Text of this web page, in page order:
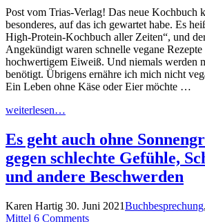
Post vom Trias-Verlag! Das neue Kochbuch
besonderes, auf das ich gewartet habe. Es
High-Protein-Kochbuch aller Zeiten“, und
Angekündigt waren schnelle vegane
hochwertigem Eiweiß. Und niemals werden
benötigt. Übrigens ernähre ich mich nicht
Ein Leben ohne Käse oder Eier möchte …
weiterlesen…
Es geht auch ohne
gegen schlechte Gefühle,
und andere Beschwerden
Karen Hartig 30. Juni 2021Buchbesprechung,
Mittel 6 Comments